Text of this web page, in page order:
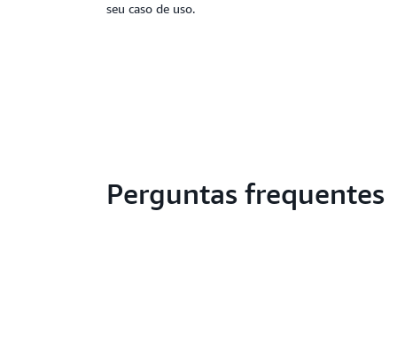
seu caso de uso.
Perguntas frequentes